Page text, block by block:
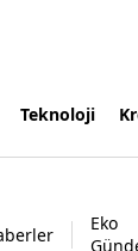
Teknoloji
Eko